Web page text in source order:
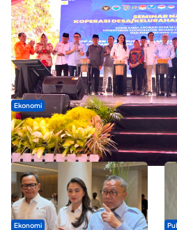
Ekonomi
Seminar di Ternate, Mendes
Kopdes Merah Putih
Ekonomi